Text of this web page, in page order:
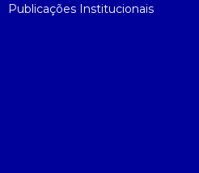
Publicações Institucionais